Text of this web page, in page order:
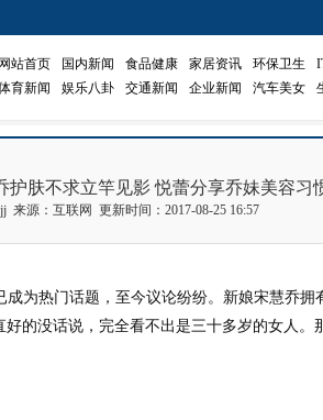
网站首页 国内新闻 食品健康 家居资讯 环保卫生
育新闻
娱乐八卦 交通新闻 企业新闻 汽车美女
护肤不求立竿见影 悦蕾分享乔妹美容习
来源：互联网 更新时间：2017-08-25 16:57
成为热门话题，至今议论纷纷。新娘宋慧乔拥
的没话说，完全看不出是三十多岁的女人。